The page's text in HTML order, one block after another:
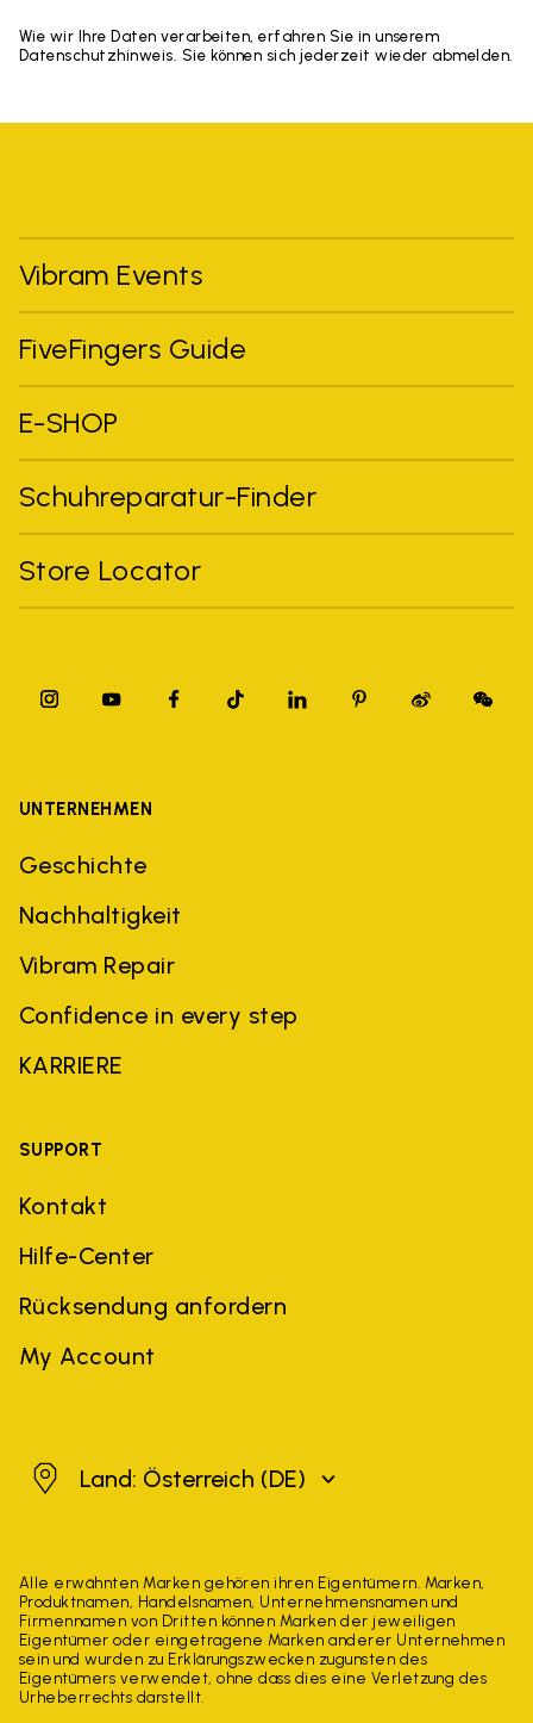
Wie wir Ihre Daten verarbeiten, erfahren Sie in unserem
Datenschutzhinweis. Sie können sich jederzeit wieder abmelden.
Vibram Events
FiveFingers Guide
E-SHOP
Schuhreparatur-Finder
Store Locator
UNTERNEHMEN
Geschichte
Nachhaltigkeit
Vibram Repair
Confidence in every step
KARRIERE
SUPPORT
Kontakt
Hilfe-Center
Rücksendung anfordern
My Account
Österreich
Land: Österreich (DE)
Alle erwähnten Marken gehören ihren Eigentümern. Marken,
Produktnamen, Handelsnamen, Unternehmensnamen und
Firmennamen von Dritten können Marken der jeweiligen
Eigentümer oder eingetragene Marken anderer Unternehmen
sein und wurden zu Erklärungszwecken zugunsten des
Eigentümers verwendet, ohne dass dies eine Verletzung des
Urheberrechts darstellt.